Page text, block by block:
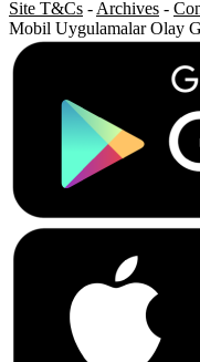
Site T&Cs - Archives -
Mobil Uygulamalar Olay